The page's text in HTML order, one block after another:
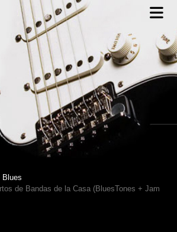
Blues
de Bandas de la Casa (BluesTones + Jam